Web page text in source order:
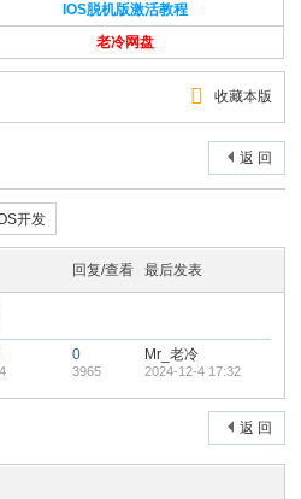
IOS脱机版激活教程
老冷网盘
收藏本版
返 回
开发
回复/查看 最后发表
0
3965
Mr_老冷
2024-12-4 17:32
返 回